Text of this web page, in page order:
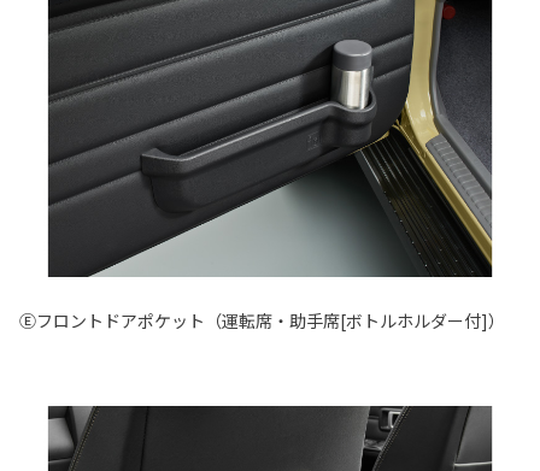
Ⓔフロントドアポケット（運転席・助手席[ボトルホルダー付]）